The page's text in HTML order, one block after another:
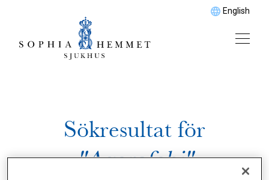
English
Sökresultat för
"Agorafobi"